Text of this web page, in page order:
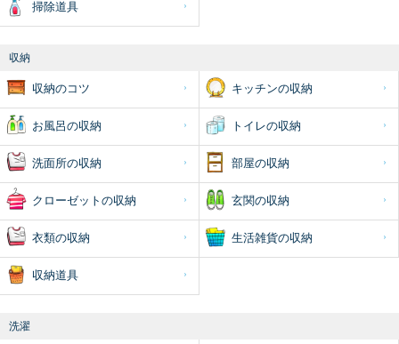
掃除道具
収納
収納のコツ キッチンの収納
お風呂の収納 トイレの収納
洗面所の収納 部屋の収納
クローゼットの収納 玄関の収納
衣類の収納 生活雑貨の収納
収納道具
洗濯